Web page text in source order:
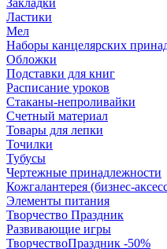
Закладки
Ластики
Мел
Наборы канцелярских
Обложки
Подставки для книг
Расписание уроков
Стаканы-непроливайки
Счетный материал
Товары для лепки
Точилки
Тубусы
Чертежные принадлежности
Кожгалантерея (бизнес-
Элементы питания
Творчество Праздник
Развивающие игры
ТворчествоПраздник -50%